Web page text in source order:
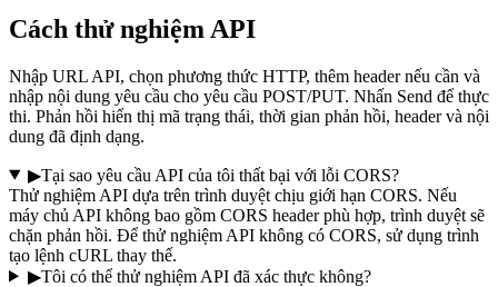
Cách thử nghiệm API
Nhập URL API, chọn phương thức HTTP, thêm header nếu cần và
nhập nội dung yêu cầu cho yêu cầu POST/PUT. Nhấn Send để thực
thi. Phản hồi hiển thị mã trạng thái, thời gian phản hồi, header và nội
dung đã định dạng.
▶Tại sao yêu cầu API của tôi thất bại với lỗi CORS?
Thử nghiệm API dựa trên trình duyệt chịu giới hạn CORS. Nếu
máy chủ API không bao gồm CORS header phù hợp, trình duyệt sẽ
chặn phản hồi. Để thử nghiệm API không có CORS, sử dụng trình
tạo lệnh cURL thay thế.
▶Tôi có thể thử nghiệm API đã xác thực không?